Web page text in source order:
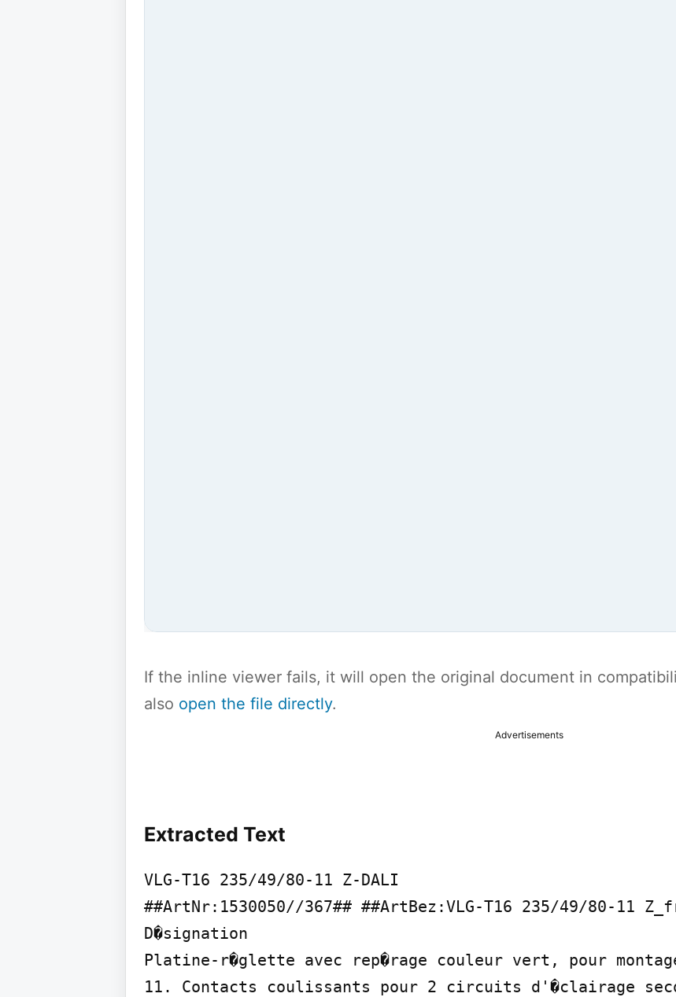
If the inline viewer fails, it will open the original document in
also open the file directly.
Advertisements
Extracted Text
VLG-T16 235/49/80-11 Z-DALI
##ArtNr:1530050//367## ##ArtBez:VLG-T16 235/49/80-11
D�signation
Platine-r�glette avec rep�rage couleur vert, pour
11. Contacts coulissants pour 2 circuits d'�clairage